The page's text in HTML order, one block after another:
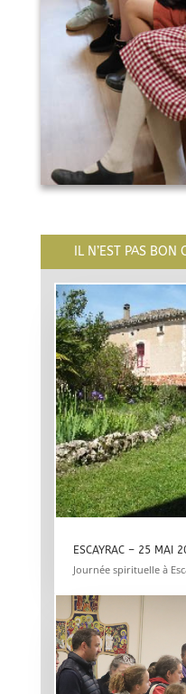
IL N’EST PAS
ESCAYRAC – 25 MAI
Journée spirituelle à